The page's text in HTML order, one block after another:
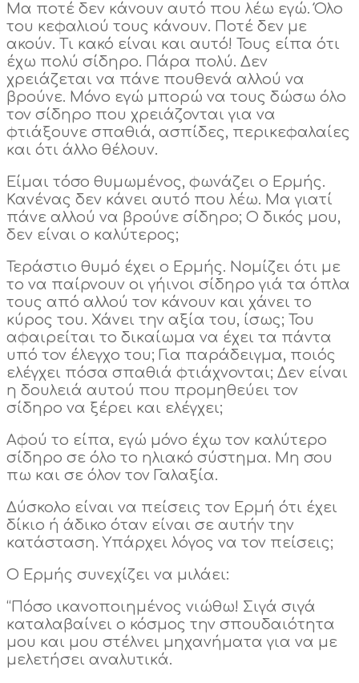
Μα ποτέ δεν κάνουν αυτό που λέω εγώ. Όλο
του κεφαλιού τους κάνουν. Ποτέ δεν με
ακούν. Τι κακό είναι και αυτό! Τους είπα ότι
έχω πολύ σίδηρο. Πάρα πολύ. Δεν
χρειάζεται να πάνε πουθενά αλλού να
βρούνε. Μόνο εγώ μπορώ να τους δώσω όλο
τον σίδηρο που χρειάζονται για να
φτιάξουνε σπαθιά, ασπίδες, περικεφαλαίες
και ότι άλλο θέλουν.
Είμαι τόσο θυμωμένος, φωνάζει ο Ερμής.
Κανένας δεν κάνει αυτό που λέω. Μα γιατί
πάνε αλλού να βρούνε σίδηρο; Ο δικός μου,
δεν είναι ο καλύτερος;
Τεράστιο θυμό έχει ο Ερμής. Νομίζει ότι με
το να παίρνουν οι γήινοι σίδηρο γιά τα όπλα
τους από αλλού τον κάνουν και χάνει το
κύρος του. Χάνει την αξία του, ίσως; Του
αφαιρείται το δικαίωμα να έχει τα πάντα
υπό τον έλεγχο του; Για παράδειγμα, ποιός
ελέγχει πόσα σπαθιά φτιάχνονται; Δεν είναι
η δουλειά αυτού που προμηθεύει τον
σίδηρο να ξέρει και ελέγχει;
Αφού το είπα, εγώ μόνο έχω τον καλύτερο
σίδηρο σε όλο το ηλιακό σύστημα. Μη σου
πω και σε όλον τον Γαλαξία.
Δύσκολο είναι να πείσεις τον Ερμή ότι έχει
δίκιο ή άδικο όταν είναι σε αυτήν την
κατάσταση. Υπάρχει λόγος να τον πείσεις;
Ο Ερμής συνεχίζει να μιλάει:
“Πόσο ικανοποιημένος νιώθω! Σιγά σιγά
καταλαβαίνει ο κόσμος την σπουδαιότητα
μου και μου στέλνει μηχανήματα για να με
μελετήσει αναλυτικά.